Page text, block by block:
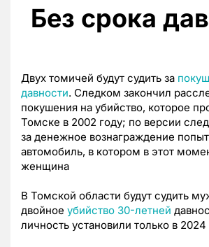
Без срока
Двух томичей будут судить за
давности. Следком закончил
покушения на убийство, которое
Томске в 2002 году; по версии
за денежное вознаграждение
автомобиль, в котором в этот
женщина
В Томской области будут судить
двойное убийство 30-летней
личность установили только в 2024